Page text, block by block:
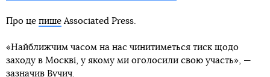
Про це пише Associated Press.
«Найближчим часом на нас чинитиметься тиск щодо
заходу в Москві, у якому ми оголосили свою участь», —
зазначив Вучич.